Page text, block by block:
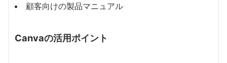
顧客向けの製品マニュアル
Canvaの活用ポイント